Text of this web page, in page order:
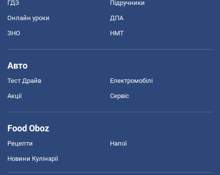
ГДЗ Підручники
Онлайн уроки ДПА
ЗНО НМТ
Авто
Тест Драйв Електромобілі
Акції Сервіс
Food Oboz
Рецепти Напої
Новини Кулінарії